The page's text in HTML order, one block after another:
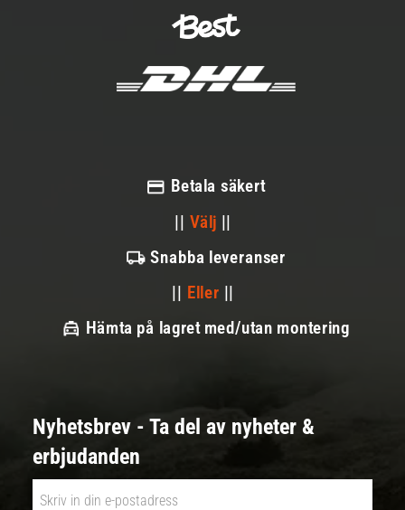
Betala säkert
|| Välj ||
Snabba leveranser
|| Eller ||
Hämta på lagret med/utan montering
Nyhetsbrev - Ta del av nyheter &
erbjudanden